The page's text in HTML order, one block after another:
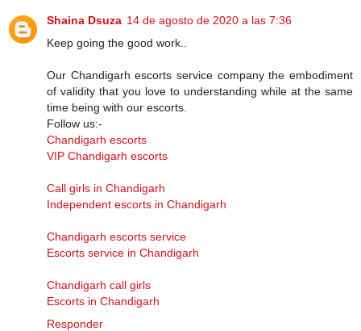
Shaina Dsuza 14 de agosto de 2020 a las 7:36
Keep going the good work..
Our Chandigarh escorts service company the embodiment
of validity that you love to understanding while at the same
time being with our escorts.
Follow us:-
Chandigarh escorts
VIP Chandigarh escorts
Call girls in Chandigarh
Independent escorts in Chandigarh
Chandigarh escorts service
Escorts service in Chandigarh
Chandigarh call girls
Escorts in Chandigarh
Responder